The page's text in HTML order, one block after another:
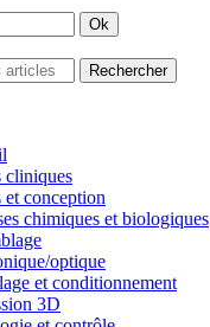
cliniques
et conception
chimiques et biologiques
optique
et conditionnement
3D